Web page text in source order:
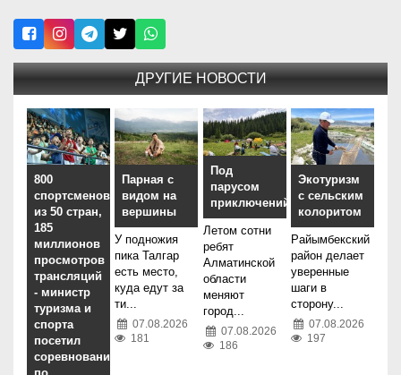
ДРУГИЕ НОВОСТИ
800
спортсменов
из 50 стран,
185
миллионов
просмотров
трансляций
- министр
туризма и
спорта
посетил
соревнования
Парная с
видом на
вершины
У подножия
пика Талгар
есть место,
куда едут за
ти...
07.08.2026
181
Под
парусом
приключений
Летом сотни
ребят
Алматинской
области
меняют
город...
07.08.2026
186
Экотуризм
с сельским
колоритом
Райымбекский
район делает
уверенные
шаги в
сторону...
07.08.2026
197